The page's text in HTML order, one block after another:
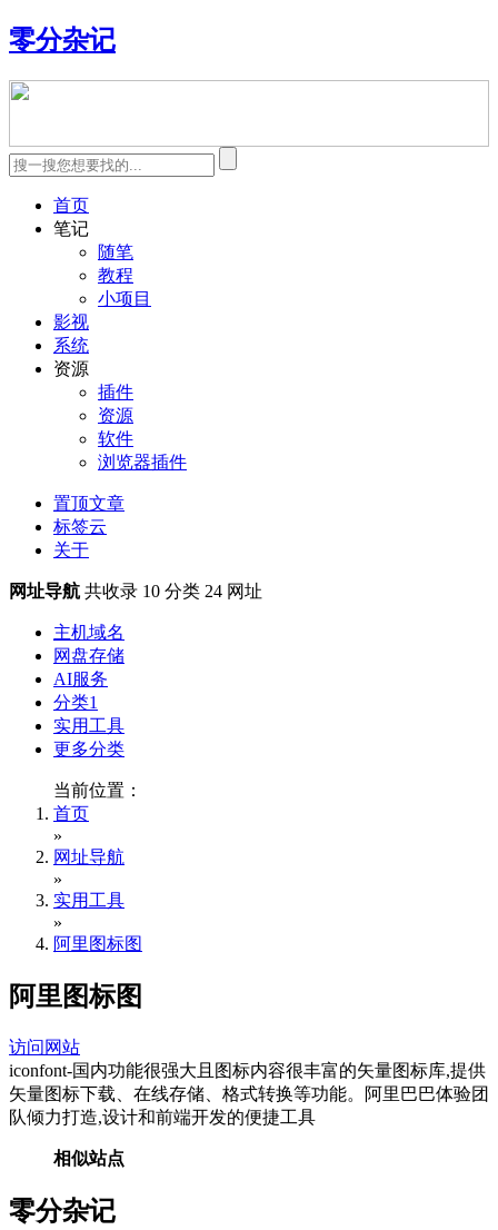
零分杂记
首页
笔记
随笔
教程
小项目
影视
系统
资源
插件
资源
软件
浏览器插件
置顶文章
标签云
关于
网址导航 共收录 10 分类 24 网址
主机域名
网盘存储
AI服务
分类1
实用工具
更多分类
当前位置：
首页
»
网址导航
»
实用工具
»
阿里图标图
阿里图标图
访问网站
iconfont-国内功能很强大且图标内容很丰富的矢量图标库,提供
矢量图标下载、在线存储、格式转换等功能。阿里巴巴体验团
队倾力打造,设计和前端开发的便捷工具
相似站点
零分杂记